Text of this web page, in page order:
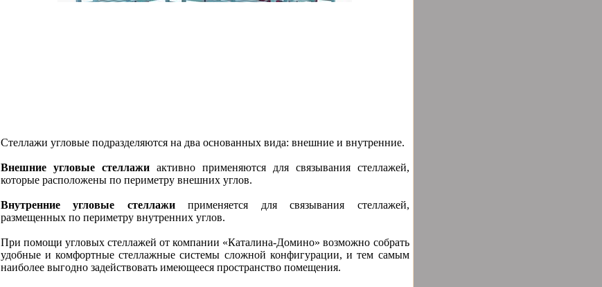
Стеллажи угловые подразделяются на два основанных вида: внешние и внутренние.
Внешние угловые стеллажиактивно применяются для связывания стеллажей,
которые расположены по периметру внешних углов.
Внутренние угловые стеллажиприменяется для связывания стеллажей,
размещенных по периметру внутренних углов.
При помощи угловых стеллажей от компании «Каталина-Домино» возможно собрать
удобные и комфортные стеллажные системы сложной конфигурации, и тем самым
наиболее выгодно задействовать имеющееся пространство помещения.